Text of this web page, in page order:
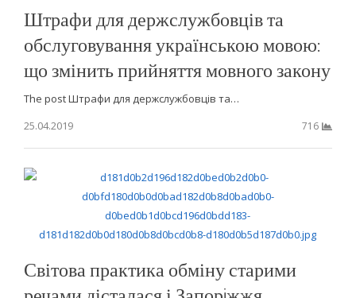
Штрафи для держслужбовців та
обслуговування українською мовою:
що змінить прийняття мовного закону
The post Штрафи для держслужбовців та…
25.04.2019
716
Світова практика обміну старими